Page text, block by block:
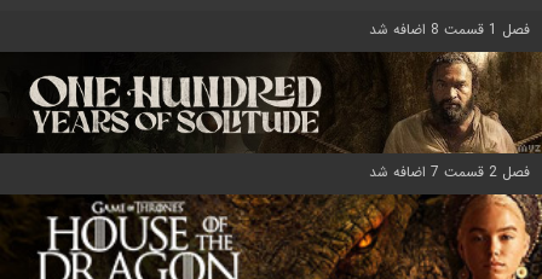
فصل 1 قسمت 8 اضافه شد
فصل 2 قسمت 7 اضافه شد